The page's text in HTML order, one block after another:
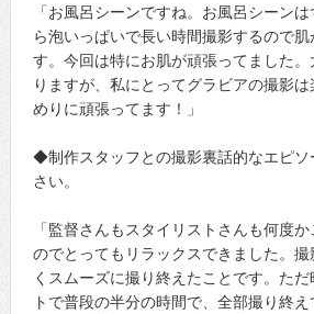
「お風呂シーンですね。お風呂シーン
ら泡いっぱいで長い時間撮影するので
す。今回は特にお肌が頑張ってました
りますが、私にとってグラビアの撮影
めりに頑張ってます！」
◆制作スタッフとの撮影裏話的なエピソ
さい。
「監督さんもスタイリストさんも何度
のでとってもリラックスできました。
くスムーズに撮り終えたことです。た
トで普段の半分の時間で、全部撮り終